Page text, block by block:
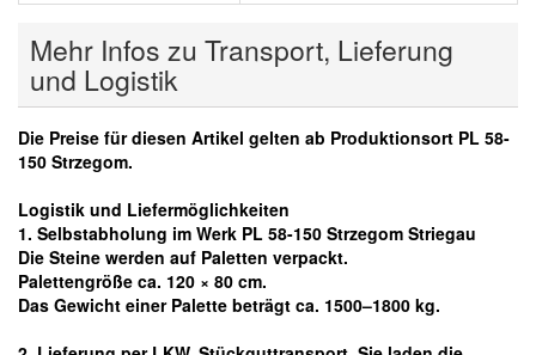
Mehr Infos zu Transport, Lieferung
und Logistik
Die Preise für diesen Artikel gelten ab Produktionsort PL 58-
150 Strzegom.
Logistik und Liefermöglichkeiten
1. Selbstabholung im Werk PL 58-150 Strzegom Striegau
Die Steine werden auf Paletten verpackt.
Palettengröße ca. 120 × 80 cm.
Das Gewicht einer Palette beträgt ca. 1500–1800 kg.